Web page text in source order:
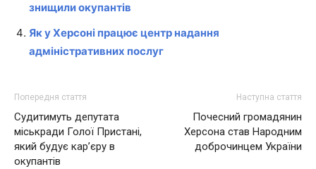
знищили окупантів
Як у Херсоні працює центр надання
адміністративних послуг
Попередня стаття
Судитимуть депутата
міськради Голої Пристані,
який будує кар’єру в
окупантів
Наступна стаття
Почесний громадянин
Херсона став Народним
доброчинцем України